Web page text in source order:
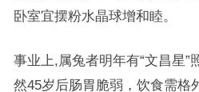
卧室宜摆粉水晶球增和睦。
事业上,属兔者明年有“文昌星”
然45岁后肠胃脆弱，饮食需格